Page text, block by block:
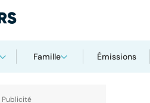
Famille Émissions